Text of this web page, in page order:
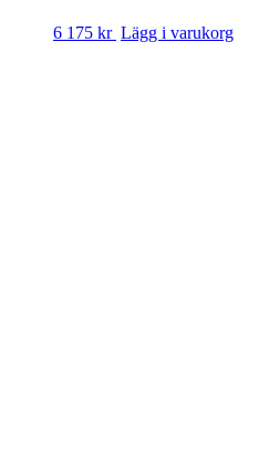
6 175 kr Lägg i varukorg